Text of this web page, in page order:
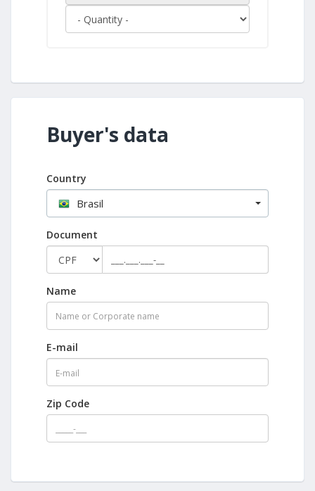
Buyer's data
Country
Brasil
Document
Name
E-mail
Zip Code